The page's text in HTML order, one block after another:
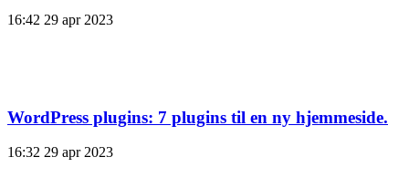
16:42 29 apr 2023
WordPress plugins: 7 plugins til en ny hjemmeside.
16:32 29 apr 2023